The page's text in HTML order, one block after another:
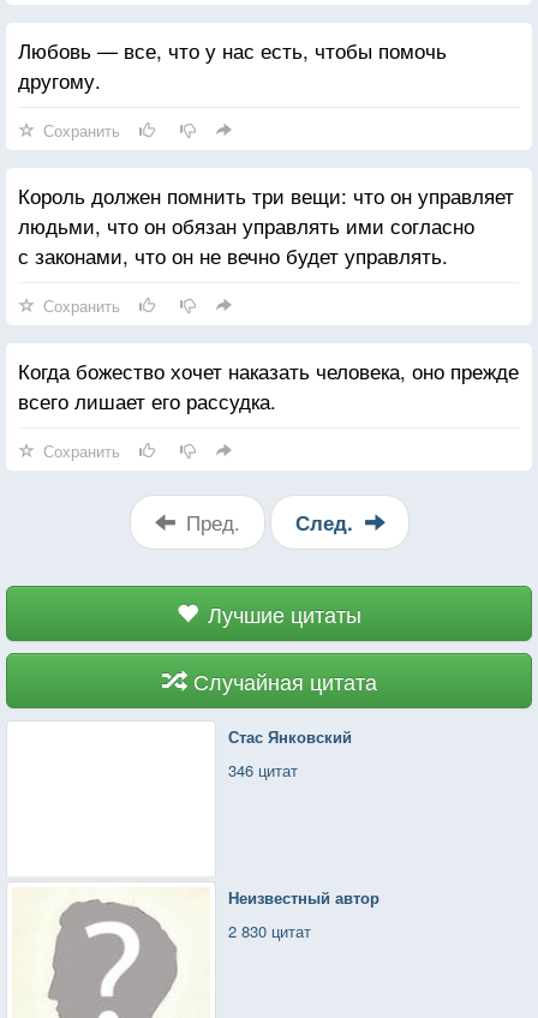
Любовь — все, что у нас есть, чтобы помочь
другому.
Сохранить
Король должен помнить три вещи: что он управляет
людьми, что он обязан управлять ими согласно
с законами, что он не вечно будет управлять.
Сохранить
Когда божество хочет наказать человека, оно прежде
всего лишает его рассудка.
Сохранить
Пред. След.
Лучшие цитаты
Случайная цитата
Стас Янковский
346 цитат
Неизвестный автор
2 830 цитат